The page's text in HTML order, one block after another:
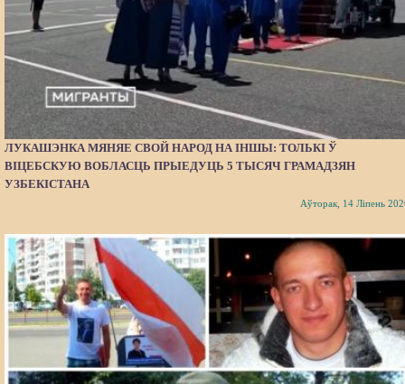
ЛУКАШЭНКА МЯНЯЕ СВОЙ НАРОД НА ІНШЫ: ТОЛЬКІ Ў
ВІЦЕБСКУЮ ВОБЛАСЦЬ ПРЫЕДУЦЬ 5 ТЫСЯЧ ГРАМАДЗЯН
УЗБЕКІСТАНА
Аўторак, 14 Ліпень